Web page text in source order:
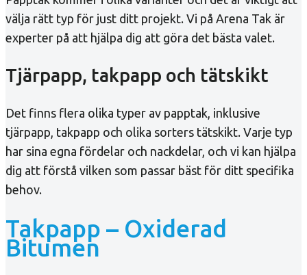
välja rätt typ för just ditt projekt. Vi på Arena Tak är
experter på att hjälpa dig att göra det bästa valet.
Tjärpapp, takpapp och tätskikt
Det finns flera olika typer av papptak, inklusive
tjärpapp, takpapp och olika sorters tätskikt. Varje typ
har sina egna fördelar och nackdelar, och vi kan hjälpa
dig att förstå vilken som passar bäst för ditt specifika
behov.
Takpapp – Oxiderad
Bitumen